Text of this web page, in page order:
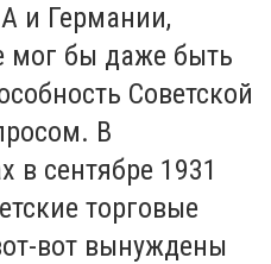
и Германии,
мог бы даже быть
Советской
В
в сентябре 1931
торговые
вот вынуждены